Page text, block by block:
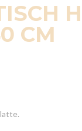
CM